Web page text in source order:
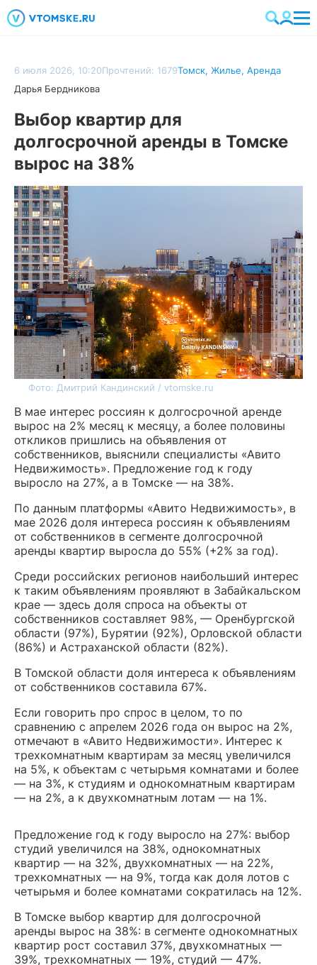
6 июля 2026, 10:20Прочтений: 1679Томск, Жилье, Аренда
Дарья Бердникова
Выбор квартир для
долгосрочной аренды в Томске
вырос на 38%
Фото: Дмитрий Кандинский / vtomske.ru
В мае интерес россиян к долгосрочной аренде
вырос на 2% месяц к месяцу, а более половины
откликов пришлись на объявления от
собственников, выяснили специалисты «Авито
Недвижимость». Предложение год к году
выросло на 27%, а в Томске — на 38%.
По данным платформы «Авито Недвижимость», в
мае 2026 доля интереса россиян к объявлениям
от собственников в сегменте долгосрочной
аренды квартир выросла до 55% (+2% за год).
Среди российских регионов наибольший интерес
к таким объявлениям проявляют в Забайкальском
крае — здесь доля спроса на объекты от
собственников составляет 98%, — Оренбургской
области (97%), Бурятии (92%), Орловской области
(86%) и Астраханской области (82%).
В Томской области доля интереса к объявлениям
от собственников составила 67%.
Если говорить про спрос в целом, то по
сравнению с апрелем 2026 года он вырос на 2%,
отмечают в «Авито Недвижимости». Интерес к
трехкомнатным квартирам за месяц увеличился
на 5%, к объектам с четырьмя комнатами и более
— на 3%, к студиям и однокомнатным квартирам
— на 2%, а к двухкомнатным лотам — на 1%.
Предложение год к году выросло на 27%: выбор
студий увеличился на 38%, однокомнатных
квартир — на 32%, двухкомнатных — на 22%,
трехкомнатных — на 9%, тогда как доля лотов с
четырьмя и более комнатами сократилась на 12%.
В Томске выбор квартир для долгосрочной
аренды вырос на 38%: в сегменте однокомнатных
квартир рост составил 37%, двухкомнатных —
39%, трехкомнатных — 19%, студий — 47%.